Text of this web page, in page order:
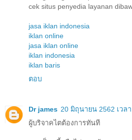
cek situs penyedia layanan
jasa iklan indonesia
iklan online
jasa iklan online
iklan indonesia
iklan baris
ตอบ
Dr james 20 มิถุนายน 2562 เวล
ผู้บริจาคไตต้องการทันที